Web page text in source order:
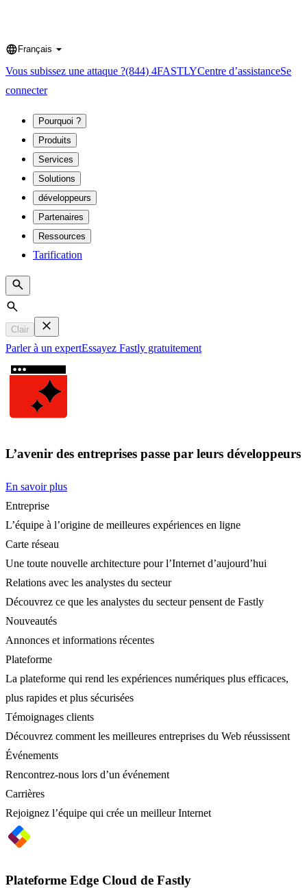
Language
Français
Vous subissez une attaque ?(844) 4FASTLYCentre d’assistanceSe
connecter
Pourquoi ?
Produits
Services
Solutions
développeurs
Partenaires
Ressources
Tarification
Search
Clair
Parler à un expertEssayez Fastly gratuitement
L’avenir des entreprises passe par leurs développeurs
En savoir plus
Entreprise
L’équipe à l’origine de meilleures expériences en ligne
Carte réseau
Une toute nouvelle architecture pour l’Internet d’aujourd’hui
Relations avec les analystes du secteur
Découvrez ce que les analystes du secteur pensent de Fastly
Nouveautés
Annonces et informations récentes
Plateforme
La plateforme qui rend les expériences numériques plus efficaces,
plus rapides et plus sécurisées
Témoignages clients
Découvrez comment les meilleures entreprises du Web réussissent
Événements
Rencontrez-nous lors d’un événement
Carrières
Rejoignez l’équipe qui crée un meilleur Internet
Plateforme Edge Cloud de Fastly